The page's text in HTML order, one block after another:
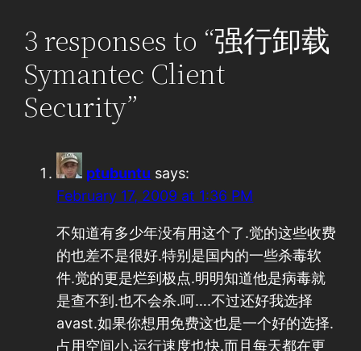
3 responses to “强行卸载
Symantec Client
Security”
ptubuntu says:
February 17, 2009 at 1:36 PM
不知道有多少年没有用这个了.觉的这些收费
的也差不是很好.特别是国内的一些杀毒软
件.觉的更是烂到极点.明明知道他是病毒就
是查不到.也不会杀.呵….不过还好我选择
avast.如果你想用免费这也是一个好的选择.
占用空间小.运行速度也快.而且每天都在更